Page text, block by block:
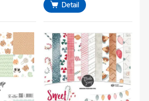
Detail